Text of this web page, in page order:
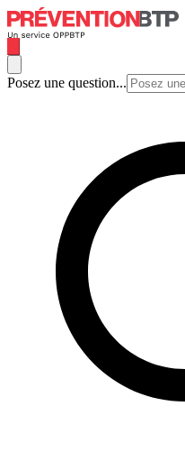
Posez une question...